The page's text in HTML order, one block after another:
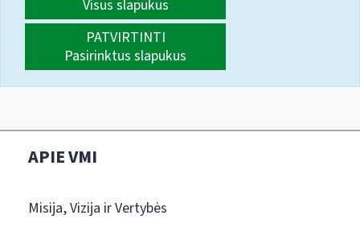
Visus slapukus
PATVIRTINTI
Pasirinktus slapukus
APIE VMI
Misija, Vizija ir Vertybės